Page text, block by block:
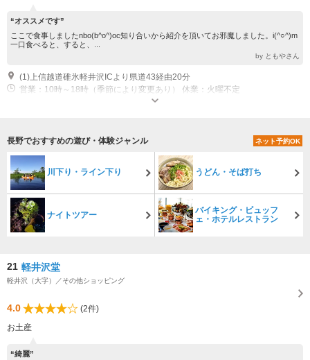
“オススメです”
ここで食事しましたnbo(b^o^)oc知り合いから紹介を頂いてお邪魔しました。i(^○^)m
一口食べると、すると、...
by ともやさん
(1)上信越道碓氷軽井沢ICより県道43経由20分
営業：10時～18時（季節により変更あり） 休業：火曜不定
長野でおすすめの遊び・体験ジャンル ネット予約OK
川下り・ライン下り うどん・そば打ち
ナイトツアー
バイキング・ビュッフ
ェ・ホテルレストラン
21 軽井沢堂
軽井沢（大字）／その他ショッピング
4.0
(2件)
お土産
“綺麗”